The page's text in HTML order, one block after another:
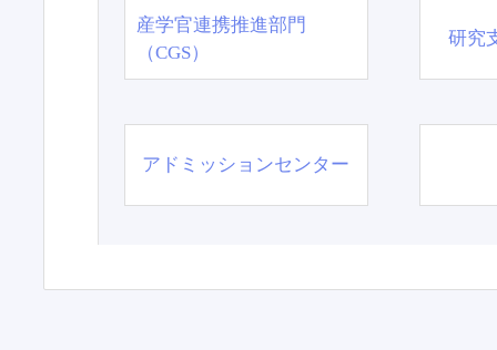
産学官連携推進部門
（CGS）
研究
アドミッションセンター